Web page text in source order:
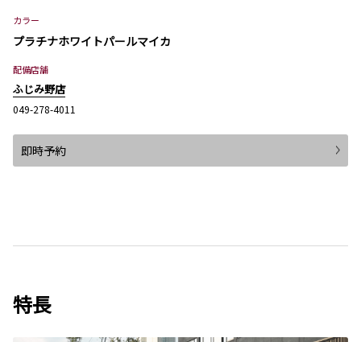
カラー
プラチナホワイトパールマイカ
配備店舗
ふじみ野店
049-278-4011
即時予約
特長